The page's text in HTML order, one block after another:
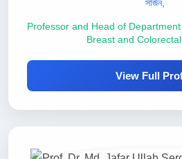
সার্জন,
Professor and Head of
Breast and
View Full